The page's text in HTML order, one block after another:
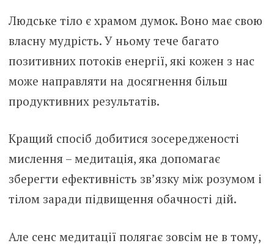
Людське тіло є храмом думок. Воно має свою
власну мудрість. У ньому тече багато
позитивних потоків енергії, які кожен з нас
може направляти на досягнення більш
продуктивних результатів.
Кращий спосіб добитися зосередженості
мислення – медитація, яка допомагає
зберегти ефективність зв’язку між розумом і
тілом заради підвищення обачності дій.
Але сенс медитації полягає зовсім не в тому,